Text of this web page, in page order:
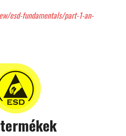
esd-fundamentals/part-1-an-
termékek